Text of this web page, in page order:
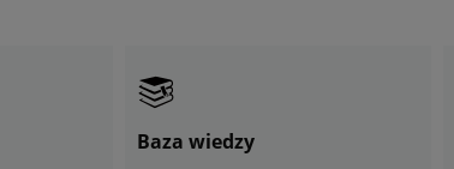
Baza wiedzy